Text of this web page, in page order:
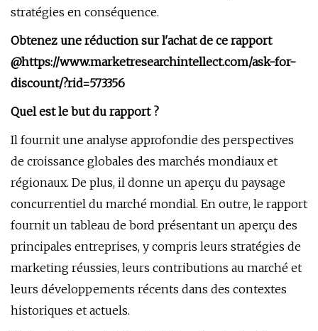
stratégies en conséquence.
Obtenez une réduction sur l'achat de ce rapport
@https://www.marketresearchintellect.com/ask-for-
discount/?rid=573356
Quel est le but du rapport ?
Il fournit une analyse approfondie des perspectives
de croissance globales des marchés mondiaux et
régionaux. De plus, il donne un aperçu du paysage
concurrentiel du marché mondial. En outre, le rapport
fournit un tableau de bord présentant un aperçu des
principales entreprises, y compris leurs stratégies de
marketing réussies, leurs contributions au marché et
leurs développements récents dans des contextes
historiques et actuels.